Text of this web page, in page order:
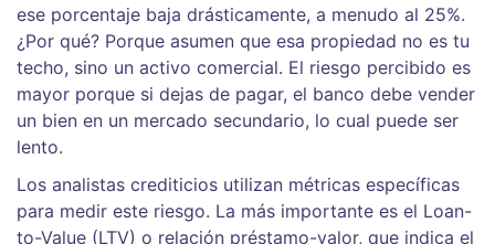
ese porcentaje baja drásticamente, a menudo al 25%.
¿Por qué? Porque asumen que esa propiedad no es tu
techo, sino un activo comercial. El riesgo percibido es
mayor porque si dejas de pagar, el banco debe vender
un bien en un mercado secundario, lo cual puede ser
lento.
Los analistas crediticios utilizan métricas específicas
para medir este riesgo. La más importante es el Loan-
to-Value (LTV) o relación préstamo-valor, que indica el